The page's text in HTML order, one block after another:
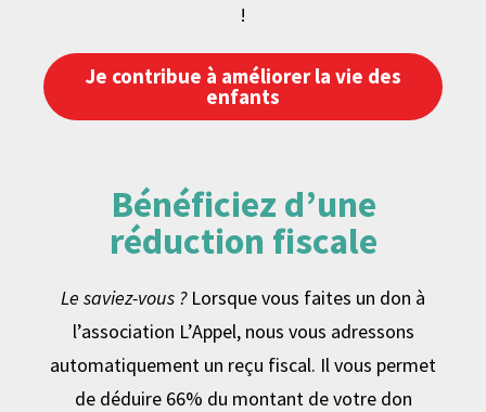
Bénéficiez d’une
réduction fiscale
Le saviez-vous ?Lorsque vous faites un don à
l’association L’Appel, nous vous adressons
automatiquement un reçu fiscal. Il vous permet
de déduire 66% du montant de votre don
!
Je contribue à améliorer la vie des
enfants